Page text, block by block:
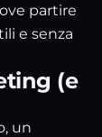
partire
e senza
(e
un